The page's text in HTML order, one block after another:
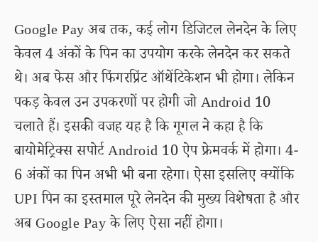
Google Pay अब तक, कई लोग डिजिटल लेनदेन के लिए
केवल 4 अंकों के पिन का उपयोग करके लेनदेन कर सकते
थे। अब फेस और फिंगरप्रिंट ऑथेंटिकेशन भी होगा। लेकिन
पकड़ केवल उन उपकरणों पर होगी जो Android 10
चलाते हैं। इसकी वजह यह है कि गूगल ने कहा है कि
बायोमेट्रिक्स सपोर्ट Android 10 ऐप फ्रेमवर्क में होगा। 4-
6 अंकों का पिन अभी भी बना रहेगा। ऐसा इसलिए क्योंकि
UPI पिन का इस्तमाल पूरे लेनदेन की मुख्य विशेषता है और
अब Google Pay के लिए ऐसा नहीं होगा।